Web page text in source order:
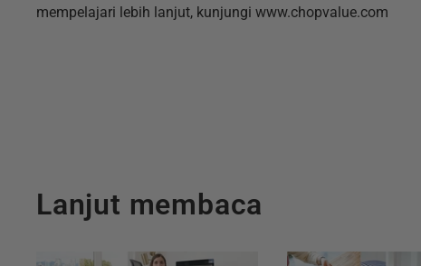
mempelajari lebih lanjut, kunjungi www.chopvalue.com
Lanjut membaca